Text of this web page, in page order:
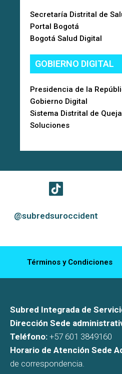
Secretaría Distrital de
Portal Bogotá
Bogotá Salud Digital
GOBIERNO DIGITAL
Presidencia de la
Gobierno Digital
Sistema Distrital de
Soluciones
@subredsuroccident
Términos y Condiciones
Subred Integrada de
Dirección Sede
Teléfono: +57 601 3849160
Horario de Atención Sede
de correspondencia.